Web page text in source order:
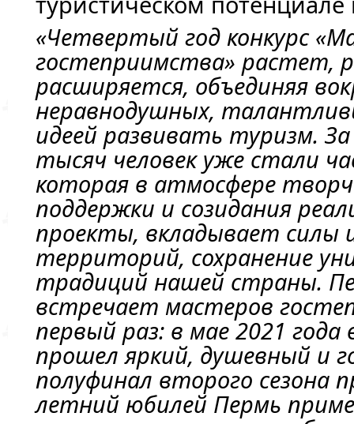
«Четвертый год конкурс
гостеприимства» растет,
расширяется, объединяя
неравнодушных,
идеей развивать туризм.
тысяч человек уже стали
которая в атмосфере
поддержки и созидания
проекты, вкладывает силы
территорий, сохранение
традиций нашей страны.
встречает мастеров
первый раз: в мае 2021
прошел яркий, душевный и
полуфинал второго сезона
летний юбилей Пермь